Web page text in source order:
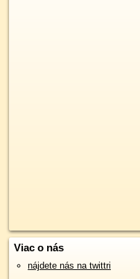
Viac o nás
nájdete nás na twittri